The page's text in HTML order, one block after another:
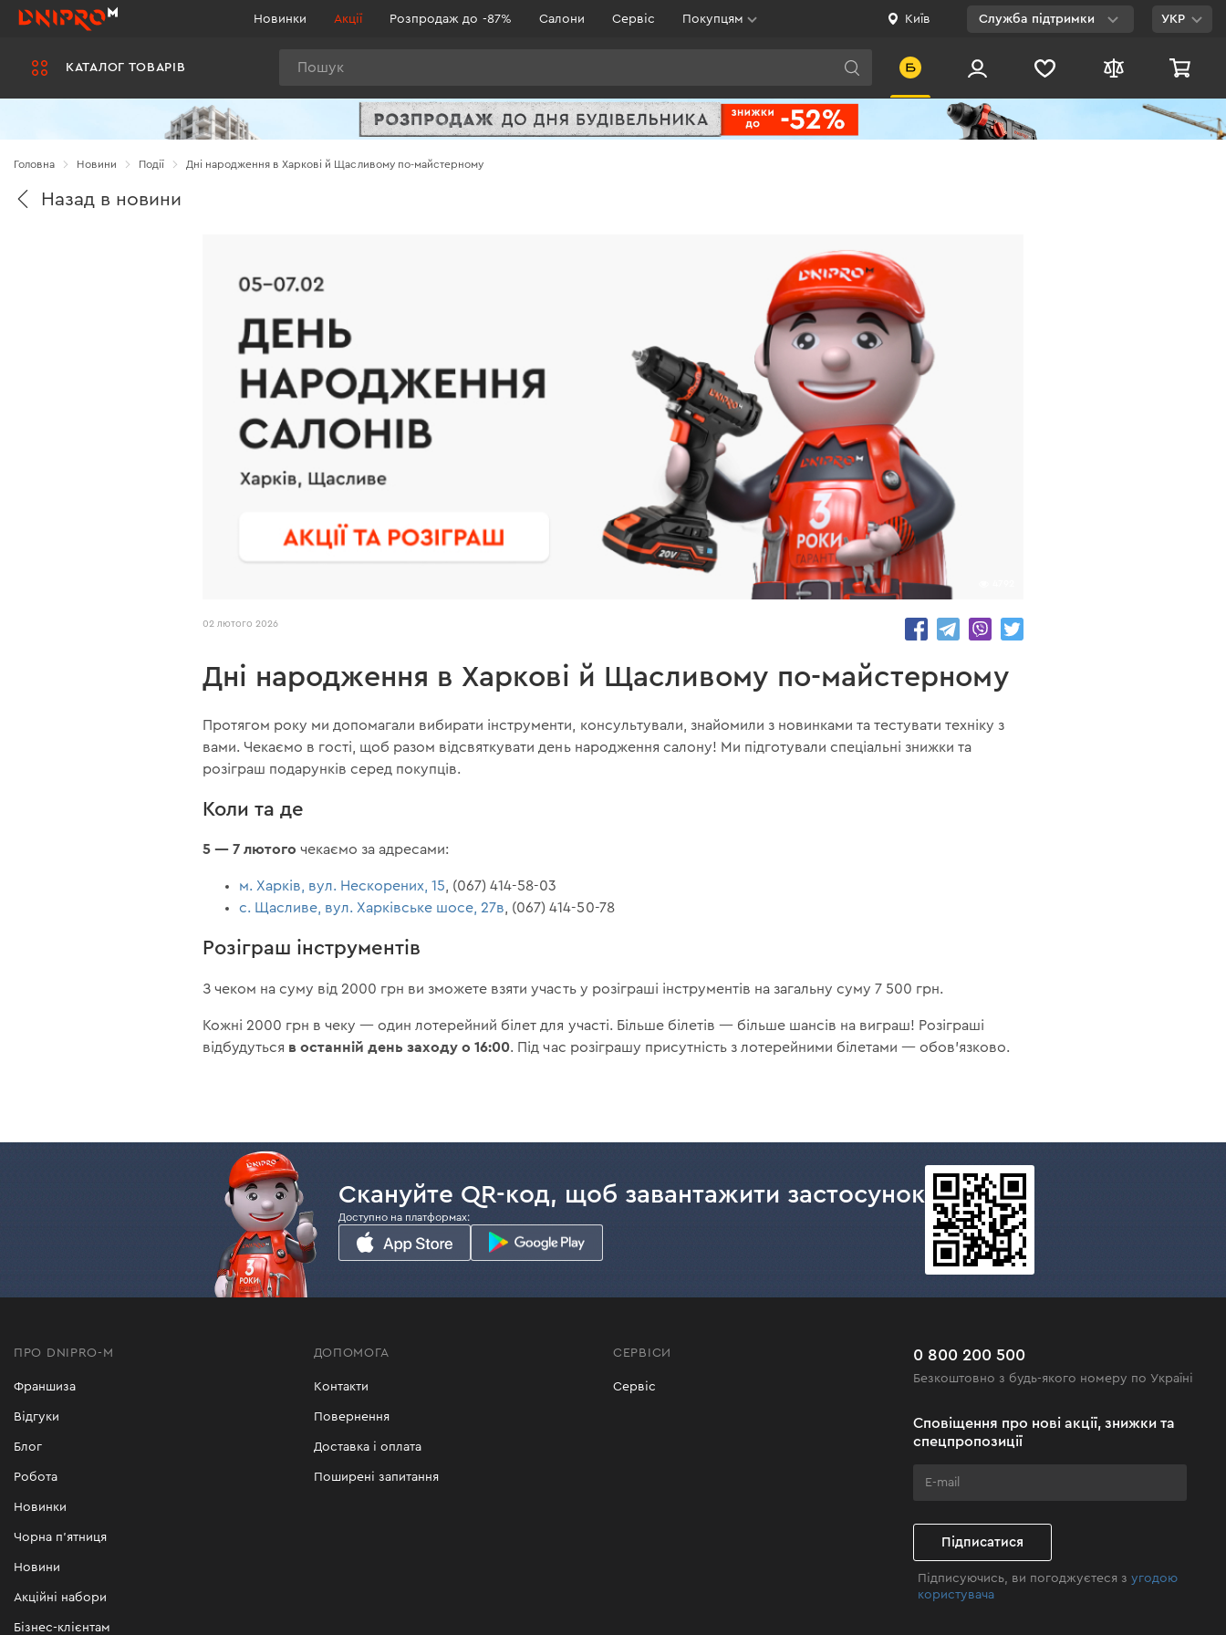
КАТАЛОГ ТОВАРІВ
Новинки Акції Розпродаж до -87% Салони Сервіс Покупцям Київ Служба підтримки
Viber
УКР
Головна Новини Події Дні народження в Харкові й Щасливому по-майстерному
Назад в новини
02 лютого 2026
Дні народження в Харкові й Щасливому по-майстерному
Протягом року ми допомагали вибирати інструменти, консультували, знайомили з новинками та тестувати техніку з
вами. Чекаємо в гості, щоб разом відсвяткувати день народження салону! Ми підготували спеціальні знижки та
розіграш подарунків серед покупців.
Коли та де
5 — 7 лютогочекаємо за адресами:
м. Харків, вул. Нескорених, 15 , (067) 414-58-03
с. Щасливе, вул. Харківське шосе, 27в , (067) 414-50-78
Розіграш інструментів
З чеком на суму від 2000 грн ви зможете взяти участь у розіграші інструментів на загальну суму 7 500 грн.
Кожні 2000 грн в чеку — один лотерейний білет для участі. Більше білетів — більше шансів на виграш! Розіграші
відбудуться в останній день заходу о 16:00. Під час розіграшу присутність з лотерейними білетами — обов'язково.
Скануйте QR-код, щоб завантажити застосунок
Доступно на платформах:
ПРО DNIPRO-M
Франшиза
Відгуки
Блог
Робота
Новинки
Чорна п'ятниця
Новини
Акційні набори
Бізнес-клієнтам
ДОПОМОГА
Контакти
Повернення
Доставка і оплата
Поширені запитання
СЕРВІСИ
Сервіс
0 800 200 500
Безкоштовно з будь-якого номеру по Україні
Сповіщення про нові акції, знижки та
спецпропозиції
Підписатися
Підписуючись, ви погоджуєтеся з угодою
користувача